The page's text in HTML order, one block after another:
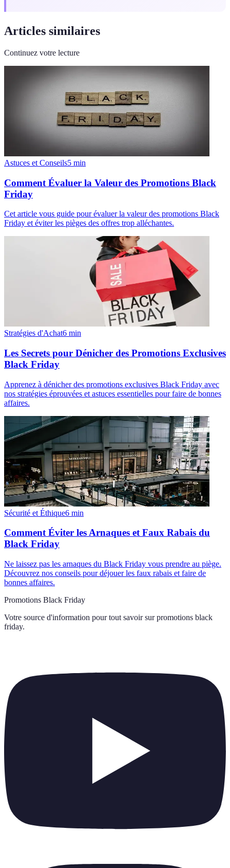
Articles similaires
Continuez votre lecture
Astuces et Conseils5 min
Comment Évaluer la Valeur des Promotions Black
Friday
Cet article vous guide pour évaluer la valeur des promotions Black
Friday et éviter les pièges des offres trop alléchantes.
Stratégies d'Achat6 min
Les Secrets pour Dénicher des Promotions Exclusives
Black Friday
Apprenez à dénicher des promotions exclusives Black Friday avec
nos stratégies éprouvées et astuces essentielles pour faire de bonnes
affaires.
Sécurité et Éthique6 min
Comment Éviter les Arnaques et Faux Rabais du
Black Friday
Ne laissez pas les arnaques du Black Friday vous prendre au piège.
Découvrez nos conseils pour déjouer les faux rabais et faire de
bonnes affaires.
Promotions Black Friday
Votre source d'information pour tout savoir sur promotions black
friday.